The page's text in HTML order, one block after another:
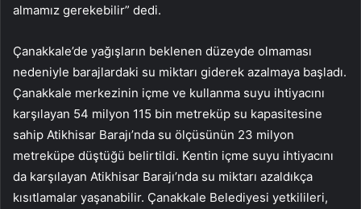
almamız gerekebilir” dedi.
Çanakkale’de yağışların beklenen düzeyde olmaması
nedeniyle barajlardaki su miktarı giderek azalmaya başladı.
Çanakkale merkezinin içme ve kullanma suyu ihtiyacını
karşılayan 54 milyon 115 bin metreküp su kapasitesine
sahip Atikhisar Barajı’nda su ölçüsünün 23 milyon
metreküpe düştüğü belirtildi. Kentin içme suyu ihtiyacını
da karşılayan Atikhisar Barajı’nda su miktarı azaldıkça
kısıtlamalar yaşanabilir. Çanakkale Belediyesi yetkilileri,